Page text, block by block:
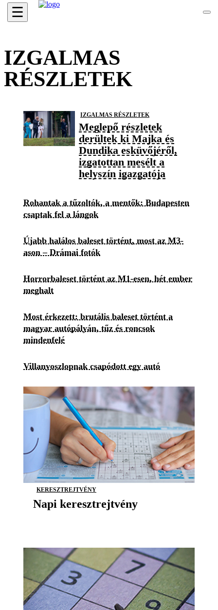
☰
IZGALMAS
RÉSZLETEK
IZGALMAS RÉSZLETEK
Meglepő részletek
derültek ki Majka és
Dundika esküvőjéről,
izgatottan mesélt a
helyszín igazgatója
Rohantak a tűzoltók, a mentők: Budapesten
csaptak fel a lángok
Újabb halálos baleset történt, most az M3-
ason – Drámai fotók
Horrorbaleset történt az M1-esen, hét ember
meghalt
Most érkezett: brutális baleset történt a
magyar autópályán, tűz és roncsok
mindenfelé
Villanyoszlopnak csapódott egy autó
KERESZTREJTVÉNY
Napi keresztrejtvény